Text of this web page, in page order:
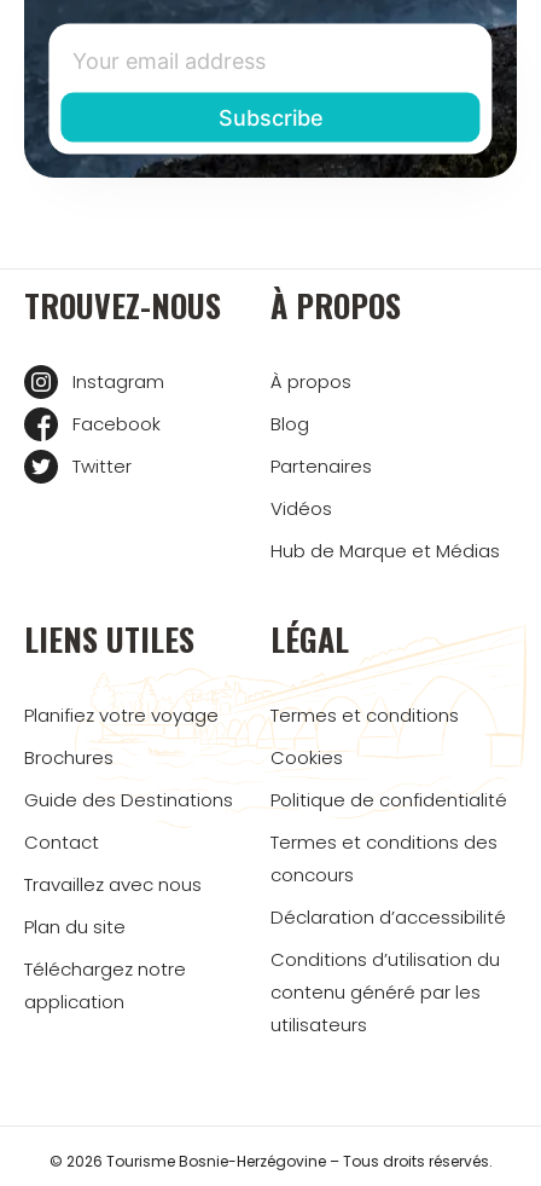
TROUVEZ-NOUS
Instagram
Facebook
Twitter
À PROPOS
À propos
Blog
Partenaires
Vidéos
Hub de Marque et Médias
LIENS UTILES
Planifiez votre voyage
Brochures
Guide des Destinations
Contact
Travaillez avec nous
Plan du site
Téléchargez notre
application
LÉGAL
Termes et conditions
Cookies
Politique de confidentialité
Termes et conditions des
concours
Déclaration d’accessibilité
Conditions d’utilisation du
contenu généré par les
utilisateurs
© 2026 Tourisme Bosnie-Herzégovine – Tous droits réservés.